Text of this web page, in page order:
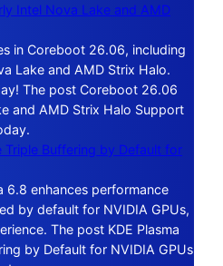
Intel Nova Lake and AMD
in Coreboot 26.06, including
Lake and AMD Strix Halo.
The post Coreboot 26.06
and AMD Strix Halo Support
Triple Buffering by Default for
6.8 enhances performance
by default for NVIDIA GPUs,
The post KDE Plasma
by Default for NVIDIA GPUs